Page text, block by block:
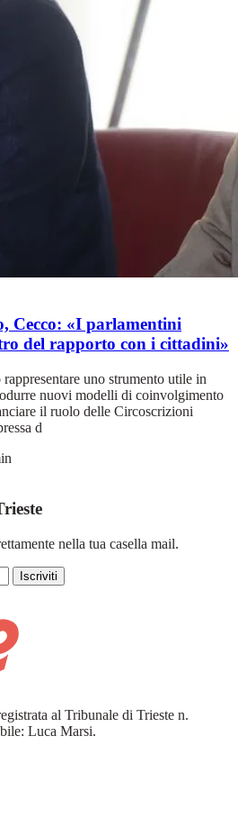
Cecco: «I parlamentini
del rapporto con i cittadini»
uno strumento utile in
nuovi modelli di coinvolgimento
il ruolo delle Circoscrizioni
d
nella tua casella mail.
Iscriviti
al Tribunale di Trieste n.
Luca Marsi.